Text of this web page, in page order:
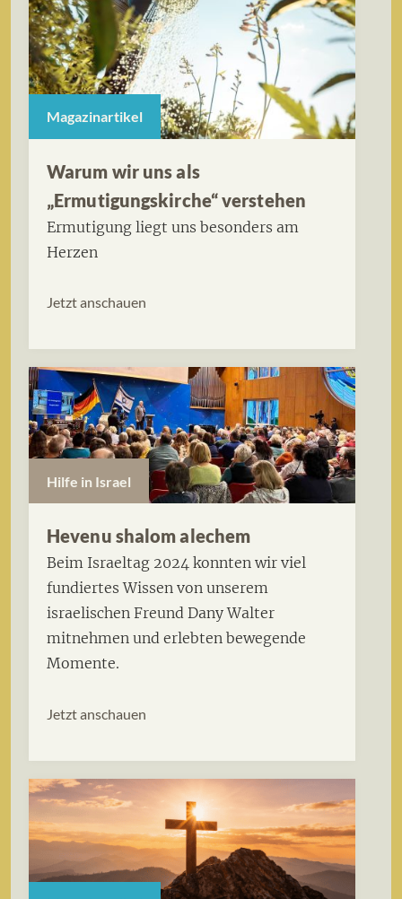
Magazinartikel
Warum wir uns als
„Ermutigungskirche“ verstehen
Ermutigung liegt uns besonders am
Herzen
Jetzt anschauen
Hilfe in Israel
Hevenu shalom alechem
Beim Israeltag 2024 konnten wir viel
fundiertes Wissen von unserem
israelischen Freund Dany Walter
mitnehmen und erlebten bewegende
Momente.
Jetzt anschauen